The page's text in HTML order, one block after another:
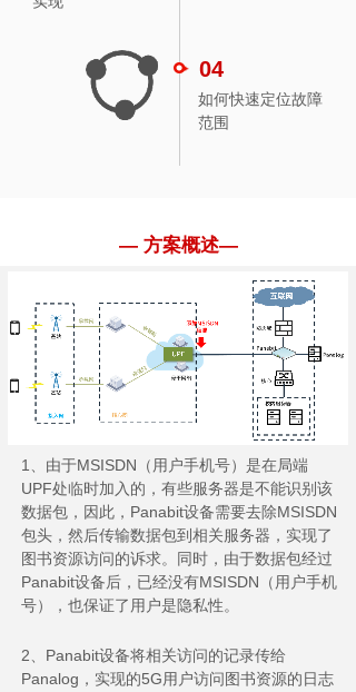
04
如何快速定位故障
范围
— 方案概述—
1、由于MSISDN（用户手机号）是在局端
UPF处临时加入的，有些服务器是不能识别该
数据包，因此，Panabit设备需要去除MSISDN
包头，然后传输数据包到相关服务器，实现了
图书资源访问的诉求。同时，由于数据包经过
Panabit设备后，已经没有MSISDN（用户手机
号），也保证了用户是隐私性。
2、Panabit设备将相关访问的记录传给
Panalog，实现的5G用户访问图书资源的日志